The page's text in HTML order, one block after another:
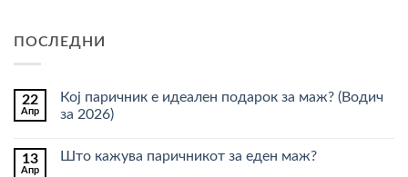
ПОСЛЕДНИ
22
Апр
Кој паричник е идеален подарок за маж? (Водич
за 2026)
за
13
Апр
Што кажува паричникот за еден маж?